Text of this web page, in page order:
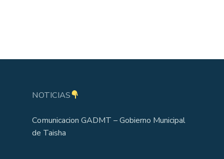
NOTICIAS
Comunicacion GADMT – Gobierno Municipal
de Taisha